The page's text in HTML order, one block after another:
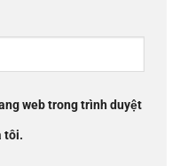
web trong trình duyệt
tôi.